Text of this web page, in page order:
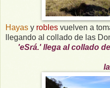
Hayas y robles vuelven a
llegando al collado de las
'eSrá.' llega al collado